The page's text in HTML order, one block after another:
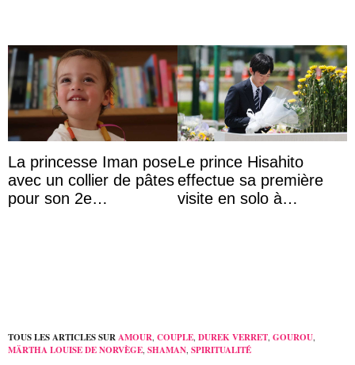
La princesse Iman pose
avec un collier de pâtes
pour son 2e
Le prince Hisahito
effectue sa première
visite en solo à
TOUS LES ARTICLES SURAMOUR, COUPLE, DUREK VERRET, GOUROU,
MÄRTHA LOUISE DE NORVÈGE, SHAMAN, SPIRITUALITÉ